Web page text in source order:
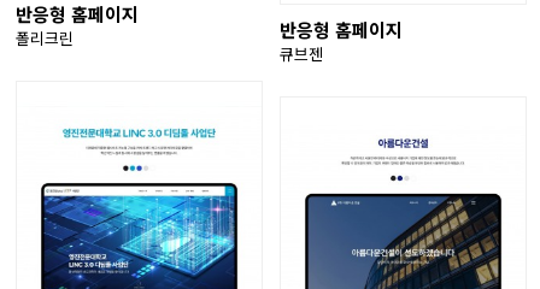
반응형 홈페이지
폴리크린 반응형 홈페이지
큐브젠